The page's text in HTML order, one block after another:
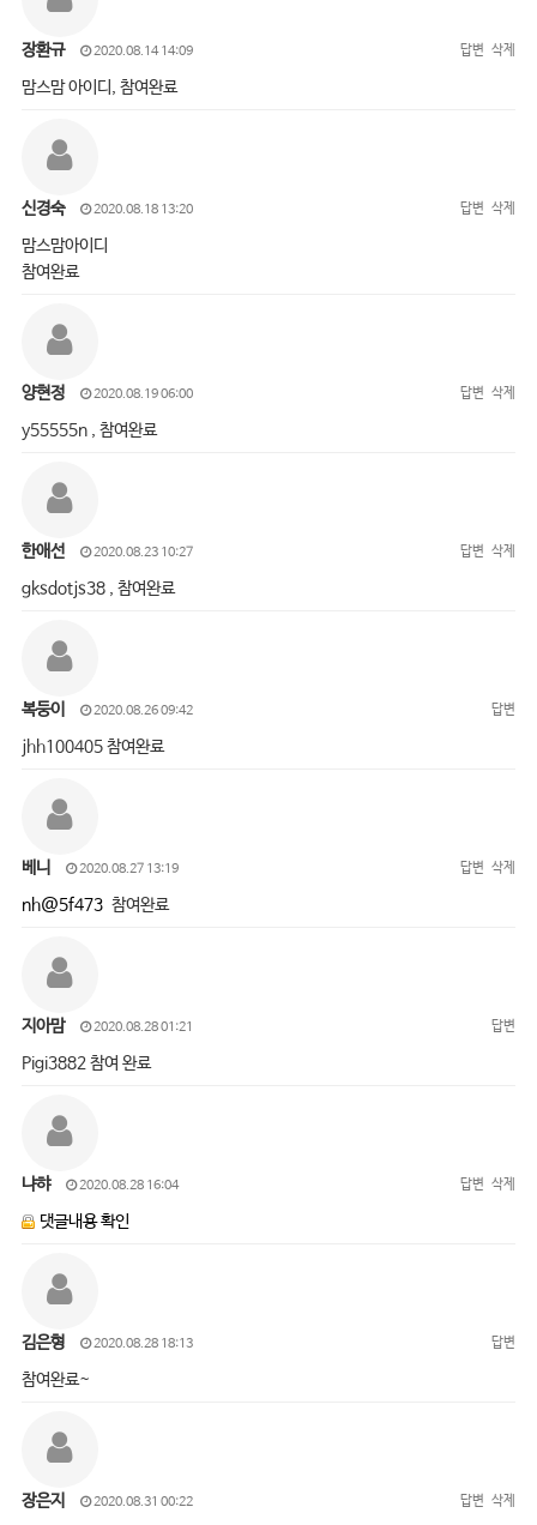
장환규 2020.08.14 14:09 답변 삭제
맘스맘 아이디, 참여완료
신경숙 2020.08.18 13:20 답변 삭제
맘스맘아이디
참여완료
양현정 2020.08.19 06:00 답변 삭제
y55555n , 참여완료
한애선 2020.08.23 10:27 답변 삭제
gksdotjs38 , 참여완료
복둥이 2020.08.26 09:42 답변
jhh100405 참여완료
베니 2020.08.27 13:19 답변 삭제
nh@5f473참여완료
지아맘 2020.08.28 01:21 답변
Pigi3882 참여 완료
냐햐 2020.08.28 16:04 답변 삭제
댓글내용 확인
김은형 2020.08.28 18:13 답변
참여완료~
장은지 2020.08.31 00:22 답변 삭제